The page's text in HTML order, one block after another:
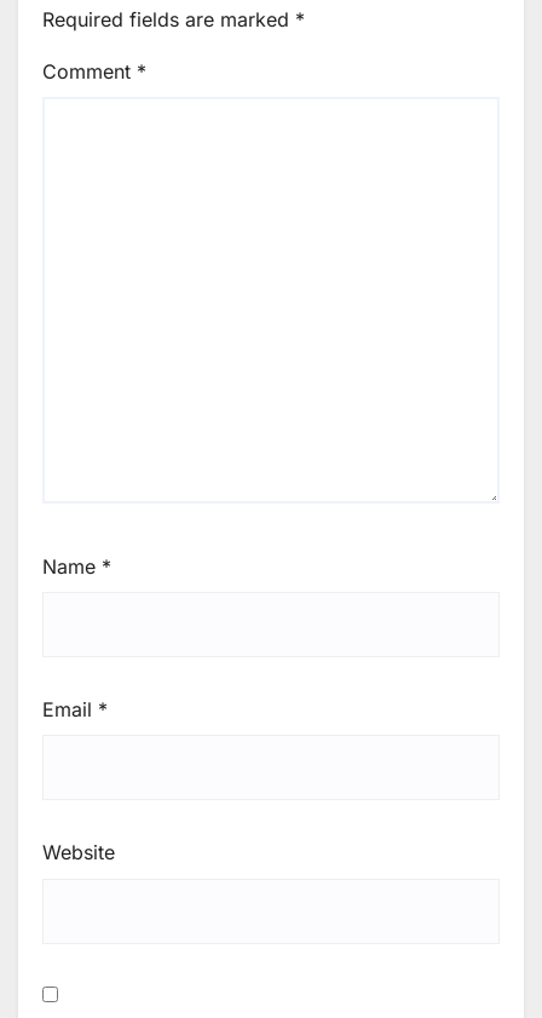
Required fields are marked *
Comment *
Name *
Email *
Website